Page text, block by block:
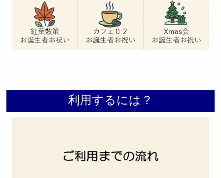
利用するには？